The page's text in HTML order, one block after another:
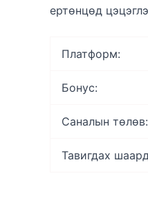
ертөнцөд
Платформ:
Бонус:
Саналын төлөв:
Тавигдах